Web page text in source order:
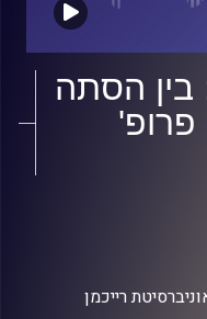
בין הסתה
פרופ'
רייכמן